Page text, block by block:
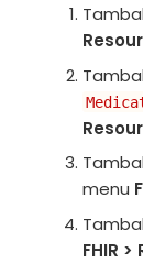
menu
FHIR